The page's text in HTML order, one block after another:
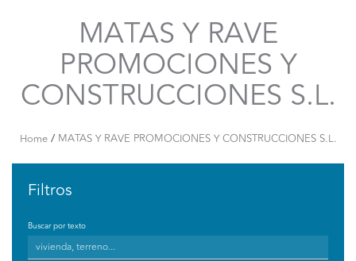
MATAS Y RAVE
PROMOCIONES Y
CONSTRUCCIONES S.L.
Home/ MATAS Y RAVE PROMOCIONES Y CONSTRUCCIONES S.L.
Filtros
Buscar por texto